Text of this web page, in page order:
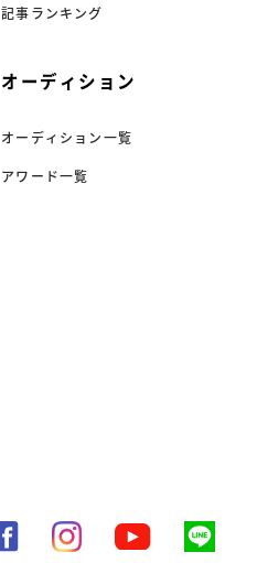
記事ランキング
オーディション
オーディション一覧
アワード一覧